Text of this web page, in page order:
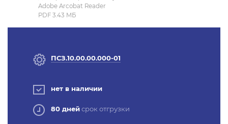
Adobe Arcobat Reader
PDF 3.43 MБ
ПСЗ.10.00.00.000-01
нет в наличии
80 днейсрок отгрузки